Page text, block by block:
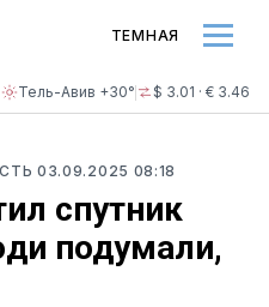
Тель-Авив +30° $ 3.01 · € 3.46
ТЕМНАЯ
03.09.2025 08:18
спутник
подумали,